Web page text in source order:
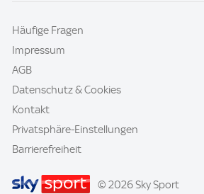
Häufige Fragen
Impressum
AGB
Datenschutz & Cookies
Kontakt
Privatsphäre-Einstellungen
Barrierefreiheit
© 2026 Sky Sport